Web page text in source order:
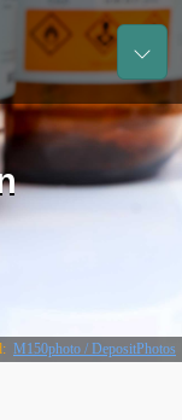
M150photo / DepositPhotos